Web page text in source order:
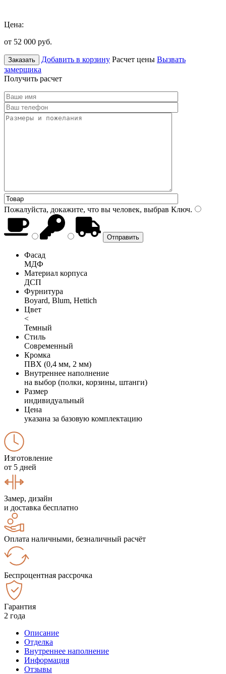
Цена:
от 52 000 руб.
Заказать Добавить в корзину Расчет цены Вызвать
замерщика
Получить расчет
Пожалуйста, докажите, что вы человек, выбрав Ключ.
Фасад
МДФ
Материал корпуса
ДСП
Фурнитура
Boyard, Blum, Hettich
Цвет
<
Темный
Стиль
Современный
Кромка
ПВХ (0,4 мм, 2 мм)
Внутреннее наполнение
на выбор (полки, корзины, штанги)
Размер
индивидуальный
Цена
указана за базовую комплектацию
Изготовление
от 5 дней
Замер, дизайн
и доставка бесплатно
Оплата наличными, безналичный расчёт
Беспроцентная рассрочка
Гарантия
2 года
Описание
Отделка
Внутреннее наполнение
Информация
Отзывы